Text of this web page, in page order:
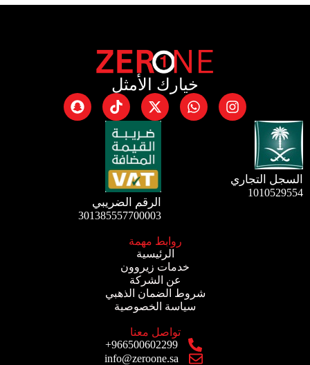
خيارك الأمثل
السجل التجاري
1010529554
الرقم الضريبي
301385557700003
روابط مهمة
الرئيسية
خدمات زيروون
عن الشركة
شروط الضمان الذهبي
سياسة الخصوصية
تواصل معنا
966500602299+
info@zeroone.sa